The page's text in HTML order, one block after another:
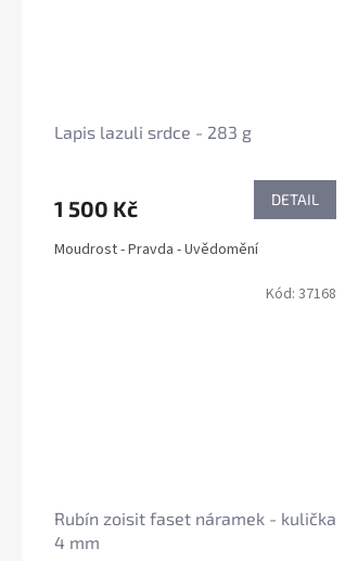
Lapis lazuli srdce - 283 g
1 500 Kč DETAIL
Moudrost - Pravda - Uvědomění
Rubín zoisit faset náramek - kulička
4 mm
Kód: 37168